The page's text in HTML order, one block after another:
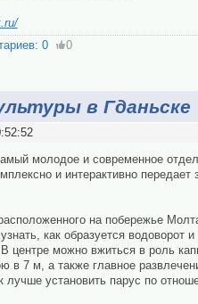
0 0
в Гданьске
молодое и современное
и интерактивно
на побережье
как образуется водоворот
центре можно вжиться в роль
в 7 м, а также главное
лучше установить парус по